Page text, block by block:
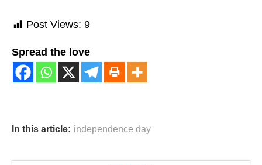
Post Views: 9
Spread the love
In this article: independence day